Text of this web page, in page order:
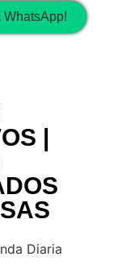
WhatsApp!
|